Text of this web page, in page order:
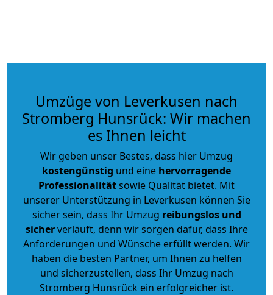
Umzüge von Leverkusen nach
Stromberg Hunsrück: Wir machen
es Ihnen leicht
Wir geben unser Bestes, dass hier Umzug
kostengünstig und eine hervorragende
Professionalitätsowie Qualität bietet. Mit
unserer Unterstützung in Leverkusen können Sie
sicher sein, dass Ihr Umzug reibungslos und
sicherverläuft, denn wir sorgen dafür, dass Ihre
Anforderungen und Wünsche erfüllt werden. Wir
haben die besten Partner, um Ihnen zu helfen
und sicherzustellen, dass Ihr Umzug nach
Stromberg Hunsrück ein erfolgreicher ist.